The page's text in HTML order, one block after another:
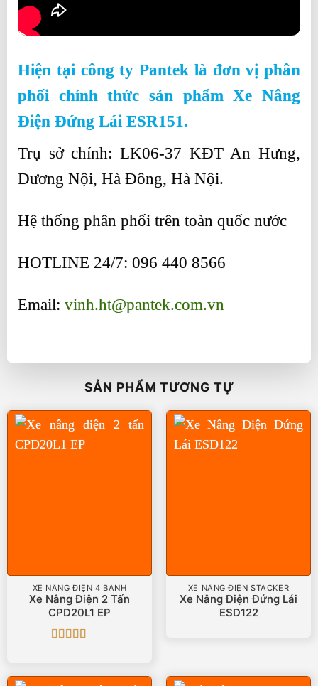
Hiện tại công ty Pantek là đơn vị phân
phối chính thức sản phẩm Xe Nâng
Điện Đứng Lái ESR151.
Trụ sở chính: LK06-37 KĐT An Hưng,
Dương Nội, Hà Đông, Hà Nội.
Hệ thống phân phối trên toàn quốc nước
HOTLINE 24/7: 096 440 8566
Email: vinh.ht@pantek.com.vn
SẢN PHẨM TƯƠNG TỰ
XE NÂNG ĐIỆN 4 BÁNH
Xe Nâng Điện 2 Tấn
CPD20L1 EP
XE NÂNG ĐIỆN STACKER
Xe Nâng Điện Đứng Lái
ESD122